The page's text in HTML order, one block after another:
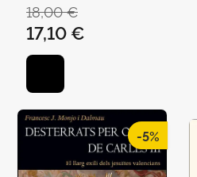
18,00 €
17,10 €
-5%